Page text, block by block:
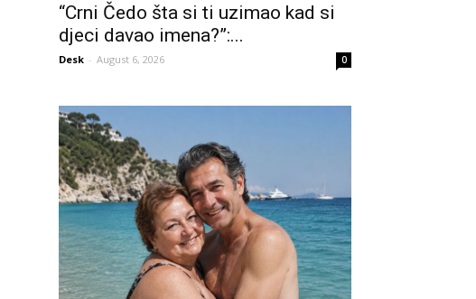
“Crni Čedo šta si ti uzimao kad si
djeci davao imena?”:...
Desk - August 6, 2026 0